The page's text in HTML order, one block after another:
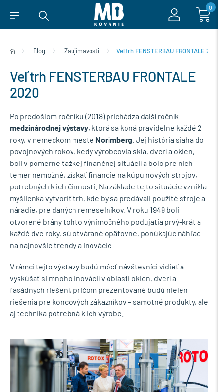
0
Blog Zaujímavosti Veľtrh FENSTERBAU FRONTALE
Veľtrh FENSTERBAU FRONTALE
2020
Po predošlom ročníku (2018) prichádza ďalší ročník
medzinárodnej výstavy, ktorá sa koná pravidelne každé 2
roky, v nemeckom meste Norimberg . Jej história siaha do
povojnových rokov, kedy výrobcovia skla, dverí a okien,
boli v pomerne ťažkej finančnej situácií a bolo pre nich
temer nemožné, získať financie na kúpu nových strojov,
potrebných k ich činnosti. Na základe tejto situácie vznikla
myšlienka vytvoriť trh, kde by sa predávali použité stroje a
náradie, pre daných remeselníkov. V roku 1949 boli
otvorené brány tohto výnimočného podujatia prvý-krát a
každé dve roky, sú otvárané opätovne, ponúkajúc náhľad
na najnovšie trendy a inovácie.
V rámci tejto výstavy budú môcť návštevníci vidieť a
vyskúšať si mnoho inovácií v oblasti okien, dverí a
fasádnych riešení, pričom prezentované budú nielen
riešenia pre koncových zákazníkov – samotné produkty, ale
aj technika potrebná k ich výrobe.